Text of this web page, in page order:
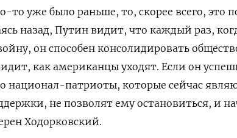
то уже было раньше, то, скорее всего, это
назад, Путин видит, что каждый раз,
он способен консолидировать
как американцы уходят. Если он
национал-патриоты, которые сейчас
не позволят ему остановиться, и
Ходорковский.